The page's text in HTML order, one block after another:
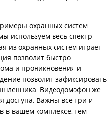
охранных систем
используем весь спектр
из охранных систем играет
позволит быстро
и проникновения и
позволит зафиксировать
Видеодомофон же
доступа. Важны все три и
в вашем комплексе, тем